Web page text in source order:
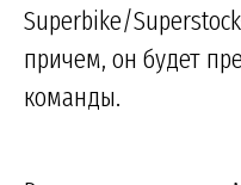
Superbike/
причем, он будет
команды.